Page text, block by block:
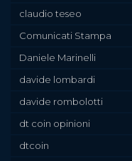
claudio teseo
Comunicati Stampa
Daniele Marinelli
davide lombardi
davide rombolotti
dt coin opinioni
dtcoin